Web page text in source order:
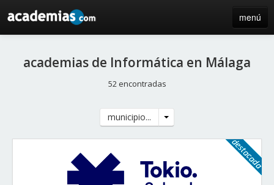
menú
blog
iniciar sesión / registro de centros
academias de Informática en Málaga
52 encontradas
municipio...